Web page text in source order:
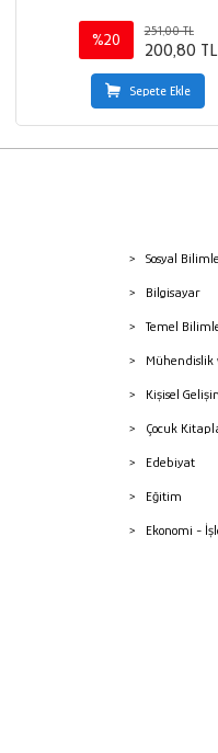
%20
251,00 TL
200,80 TL
Sepete Ekle
Sosyal
Bilgisayar
Temel
Mühendislik
Kişisel
Çocuk
Edebiyat
Eğitim
Ekonomi -